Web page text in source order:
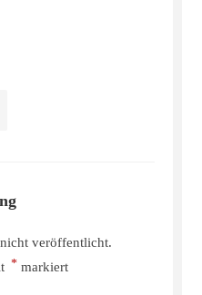
veröffentlicht.
* markiert